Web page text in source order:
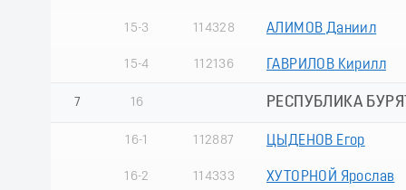
15-3 114328 АЛИМОВ Даниил
15-4 112136 ГАВРИЛОВ Кирилл
7 16 РЕСПУБЛИКА
16-1 112887 ЦЫДЕНОВ Егор
16-2 114333 ХУТОРНОЙ Ярослав